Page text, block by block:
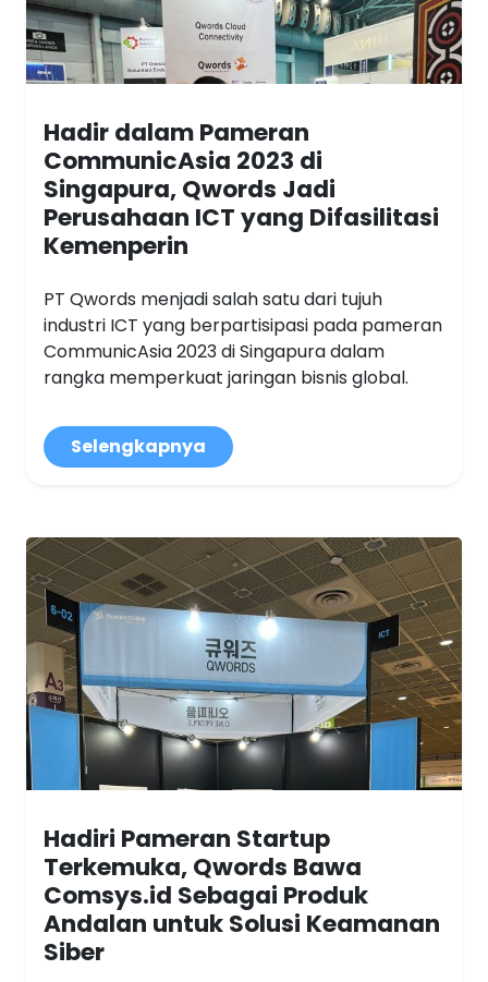
Hadir dalam Pameran
CommunicAsia 2023 di
Singapura, Qwords Jadi
Perusahaan ICT yang Difasilitasi
Kemenperin
PT Qwords menjadi salah satu dari tujuh
industri ICT yang berpartisipasi pada pameran
CommunicAsia 2023 di Singapura dalam
rangka memperkuat jaringan bisnis global.
Selengkapnya
Hadiri Pameran Startup
Terkemuka, Qwords Bawa
Comsys.id Sebagai Produk
Andalan untuk Solusi Keamanan
Siber